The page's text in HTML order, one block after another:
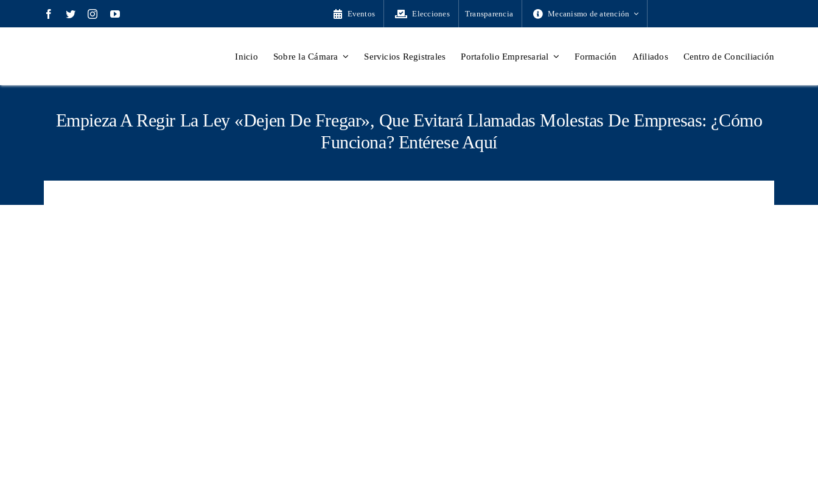
al
Eventos Elecciones Transparencia Mecanismo de atención
Inicio Sobre la Cámara Servicios Registrales Portafolio Empresarial Formación Afiliados Centro de Conciliación
Empieza A Regir La Ley «Dejen De Fregar», Que Evitará Llamadas Molestas De Empresas: ¿Cómo
Funciona? Entérese Aquí